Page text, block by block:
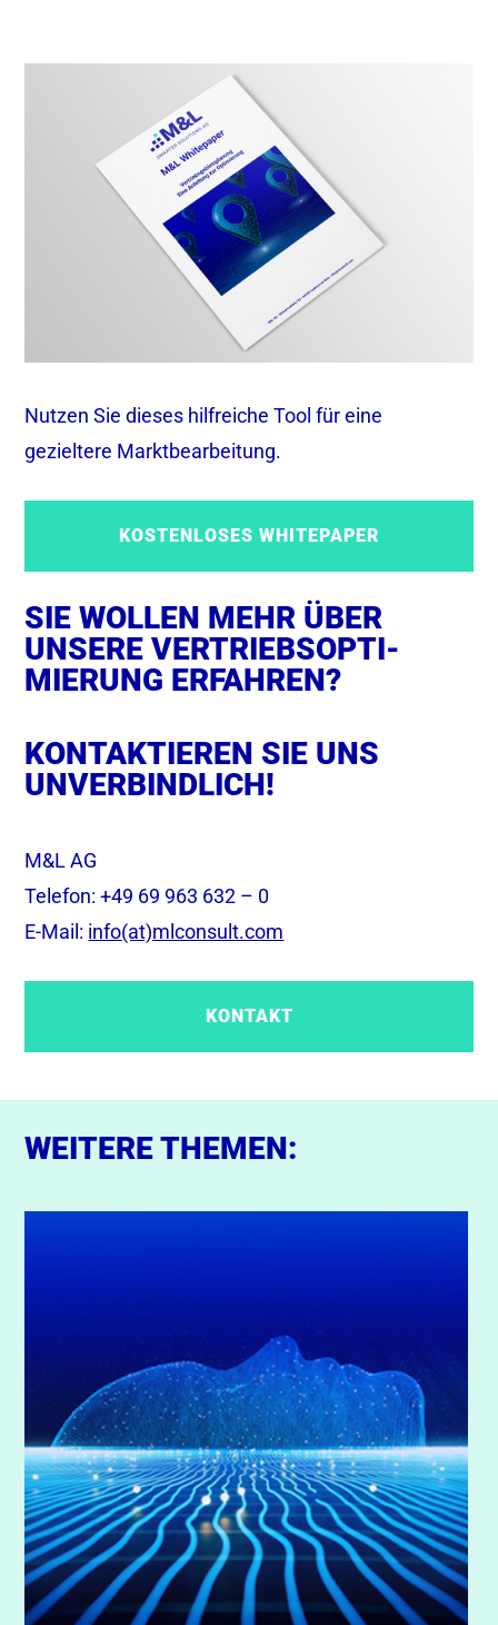
Nutzen Sie dieses hilfreiche Tool für eine
gezieltere Marktbearbeitung.
KOSTENLOSES WHITEPAPER
SIE WOLLEN MEHR ÜBER
UNSERE VERTRIEBSOPTI­
MIERUNG ERFAHREN?
KONTAKTIEREN SIE UNS
UNVERBINDLICH!
M&L AG
Telefon: +49 69 963 632 – 0
E-Mail: info(at)mlconsult.com
KONTAKT
WEITERE THEMEN: